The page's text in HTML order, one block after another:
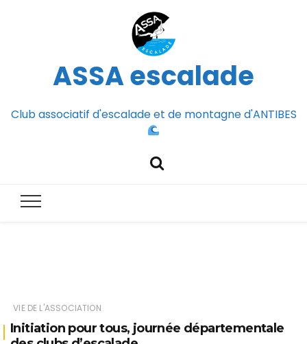
ASSA escalade
Club associatif d'escalade et de montagne d'ANTIBES
VIE DE L'ASSOCIATION
Initiation pour tous, journée départementale